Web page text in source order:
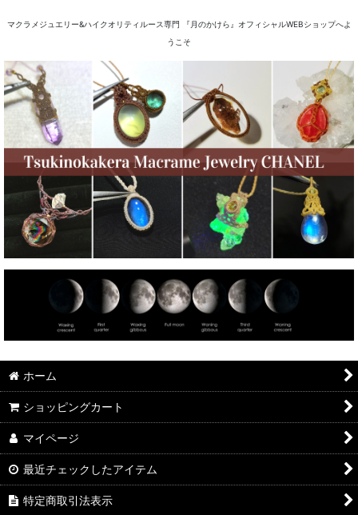
マクラメジュエリー&ハイクオリティルース専門 『月のかけら』オフィシャルWEBショップへよ
うこそ
ホーム
ショッピングカート
マイページ
最近チェックしたアイテム
特定商取引法表示